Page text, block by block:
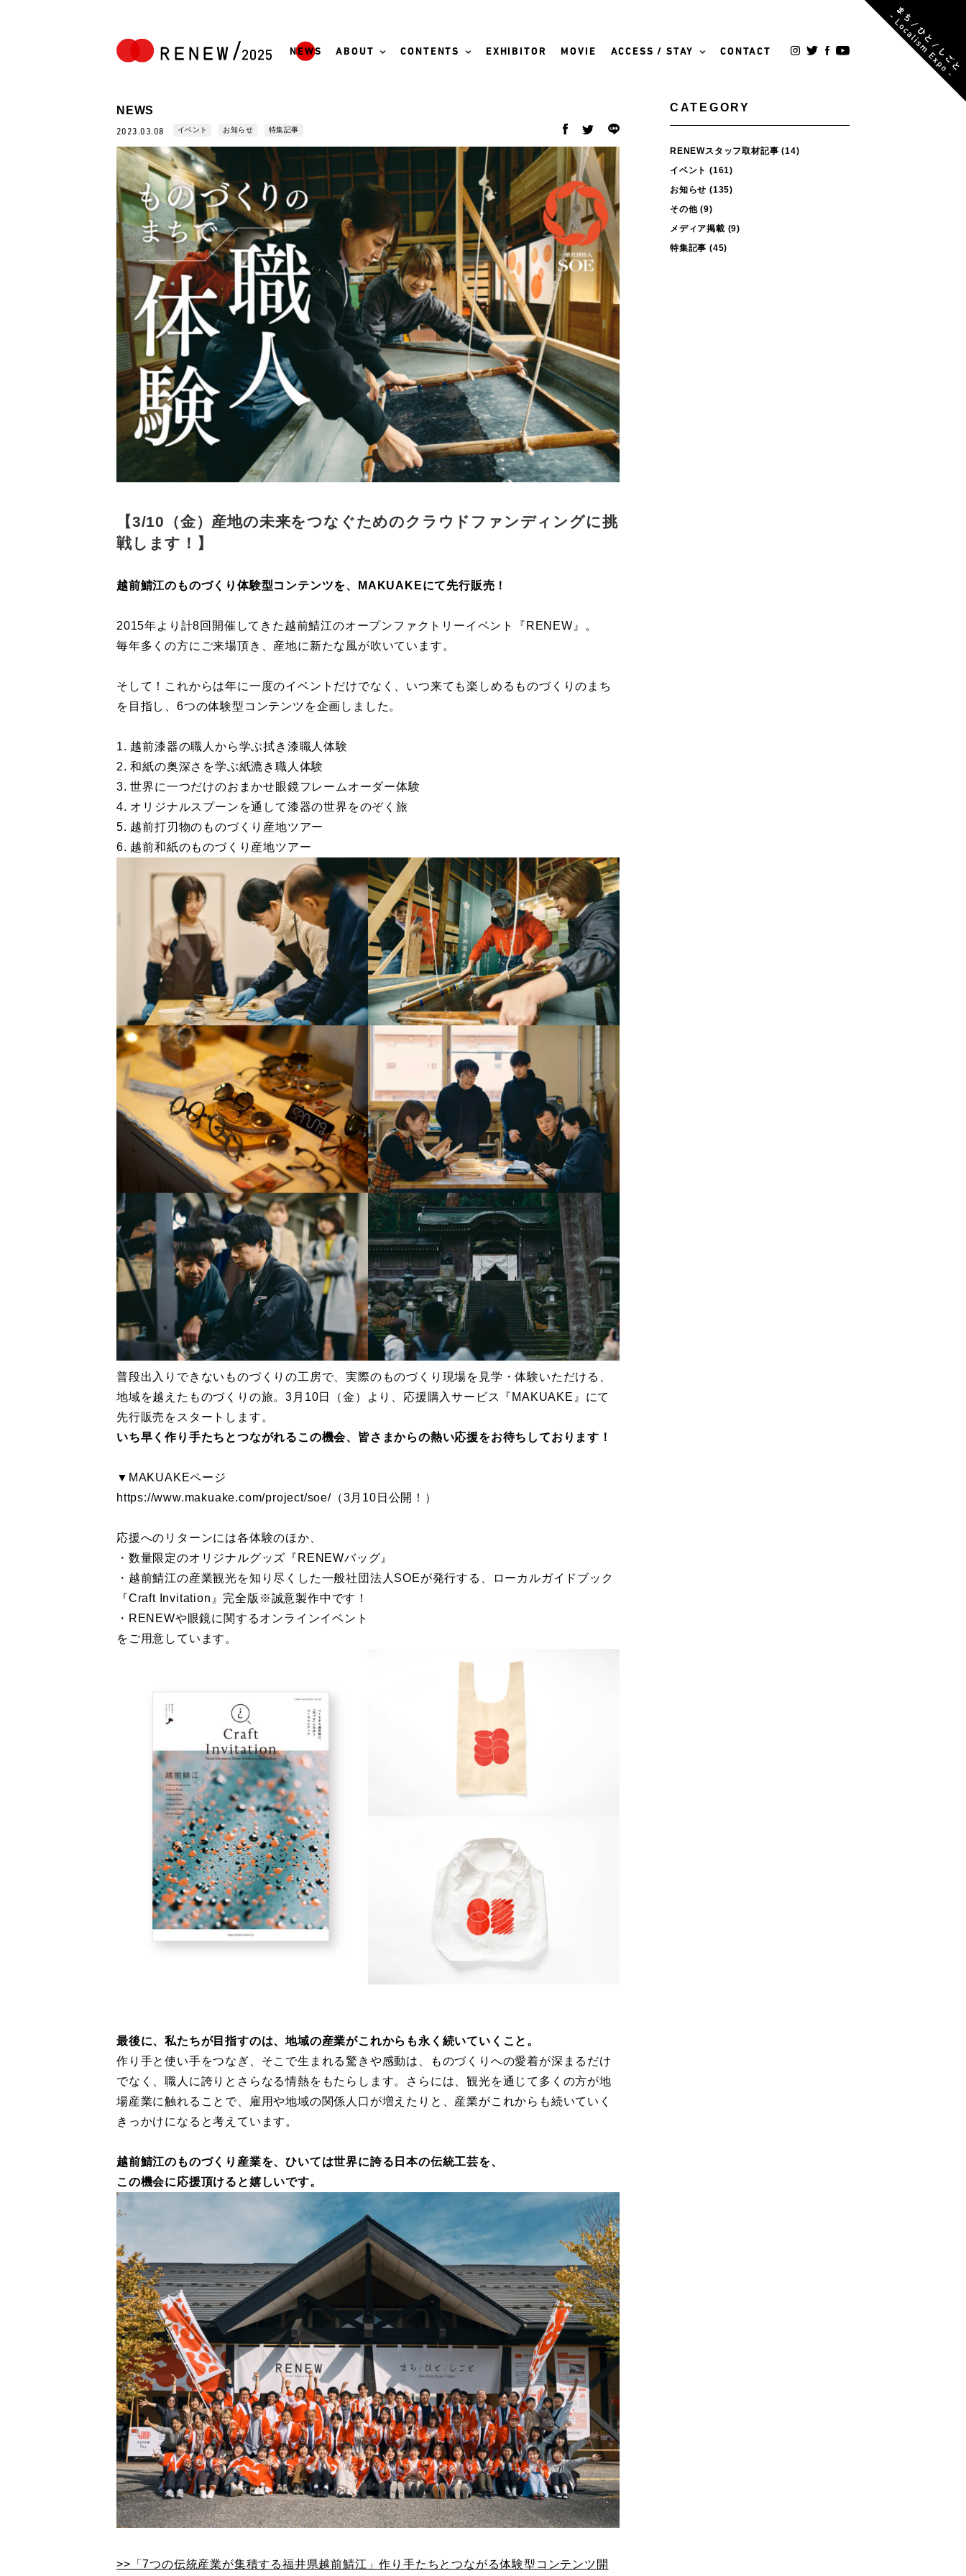
NEWS ABOUT CONTENTS EXHIBITOR MOVIE ACCESS / STAY CONTACT
NEWS
2023.03.08 イベント お知らせ 特集記事
【3/10（金）産地の未来をつなぐためのクラウドファンディングに挑
戦します！】
越前鯖江のものづくり体験型コンテンツを、MAKUAKEにて先行販売！
2015年より計8回開催してきた越前鯖江のオープンファクトリーイベント『RENEW』。
毎年多くの方にご来場頂き、産地に新たな風が吹いています。
そして！これからは年に一度のイベントだけでなく、いつ来ても楽しめるものづくりのまち
を目指し、6つの体験型コンテンツを企画しました。
1. 越前漆器の職人から学ぶ拭き漆職人体験
2. 和紙の奥深さを学ぶ紙漉き職人体験
3. 世界に一つだけのおまかせ眼鏡フレームオーダー体験
4. オリジナルスプーンを通して漆器の世界をのぞく旅
5. 越前打刃物のものづくり産地ツアー
6. 越前和紙のものづくり産地ツアー
普段出入りできないものづくりの工房で、実際のものづくり現場を見学・体験いただける、
地域を越えたものづくりの旅。3月10日（金）より、応援購入サービス『MAKUAKE』にて
先行販売をスタートします。
いち早く作り手たちとつながれるこの機会、皆さまからの熱い応援をお待ちしております！
▼MAKUAKEページ
https://www.makuake.com/project/soe/（3月10日公開！）
応援へのリターンには各体験のほか、
・数量限定のオリジナルグッズ『RENEWバッグ』
・越前鯖江の産業観光を知り尽くした一般社団法人SOEが発行する、ローカルガイドブック
『Craft Invitation』完全版※誠意製作中です！
・RENEWや眼鏡に関するオンラインイベント
をご用意しています。
最後に、私たちが目指すのは、地域の産業がこれからも永く続いていくこと。
作り手と使い手をつなぎ、そこで生まれる驚きや感動は、ものづくりへの愛着が深まるだけ
でなく、職人に誇りとさらなる情熱をもたらします。さらには、観光を通じて多くの方が地
場産業に触れることで、雇用や地域の関係人口が増えたりと、産業がこれからも続いていく
きっかけになると考えています。
越前鯖江のものづくり産業を、ひいては世界に誇る日本の伝統工芸を、
この機会に応援頂けると嬉しいです。
>>「7つの伝統産業が集積する福井県越前鯖江」作り手たちとつながる体験型コンテンツ開
CATEGORY
RENEWスタッフ取材記事 (14)
イベント (161)
お知らせ (135)
その他(9)
メディア掲載 (9)
特集記事 (45)